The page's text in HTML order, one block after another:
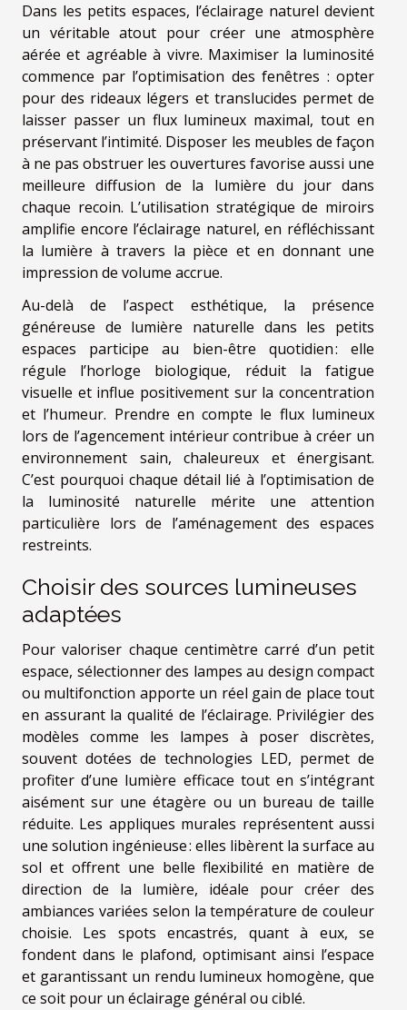
Dans les petits espaces, l’éclairage naturel devient
un véritable atout pour créer une atmosphère
aérée et agréable à vivre. Maximiser la luminosité
commence par l’optimisation des fenêtres : opter
pour des rideaux légers et translucides permet de
laisser passer un flux lumineux maximal, tout en
préservant l’intimité. Disposer les meubles de façon
à ne pas obstruer les ouvertures favorise aussi une
meilleure diffusion de la lumière du jour dans
chaque recoin. L’utilisation stratégique de miroirs
amplifie encore l’éclairage naturel, en réfléchissant
la lumière à travers la pièce et en donnant une
impression de volume accrue.
Au-delà de l’aspect esthétique, la présence
généreuse de lumière naturelle dans les petits
espaces participe au bien-être quotidien : elle
régule l’horloge biologique, réduit la fatigue
visuelle et influe positivement sur la concentration
et l’humeur. Prendre en compte le flux lumineux
lors de l’agencement intérieur contribue à créer un
environnement sain, chaleureux et énergisant.
C’est pourquoi chaque détail lié à l’optimisation de
la luminosité naturelle mérite une attention
particulière lors de l’aménagement des espaces
restreints.
Choisir des sources lumineuses
adaptées
Pour valoriser chaque centimètre carré d’un petit
espace, sélectionner des lampes au design compact
ou multifonction apporte un réel gain de place tout
en assurant la qualité de l’éclairage. Privilégier des
modèles comme les lampes à poser discrètes,
souvent dotées de technologies LED, permet de
profiter d’une lumière efficace tout en s’intégrant
aisément sur une étagère ou un bureau de taille
réduite. Les appliques murales représentent aussi
une solution ingénieuse : elles libèrent la surface au
sol et offrent une belle flexibilité en matière de
direction de la lumière, idéale pour créer des
ambiances variées selon la température de couleur
choisie. Les spots encastrés, quant à eux, se
fondent dans le plafond, optimisant ainsi l’espace
et garantissant un rendu lumineux homogène, que
ce soit pour un éclairage général ou ciblé.